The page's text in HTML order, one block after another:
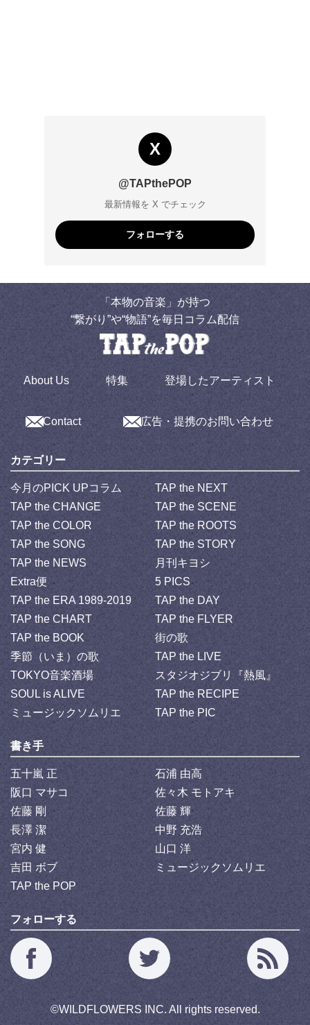
X
@TAPthePOP
最新情報を X でチェック
フォローする
「本物の音楽」が持つ
“繋がり”や“物語”を毎日コラム配信
About Us 特集 登場したアーティスト
Contact 広告・提携のお問い合わせ
カテゴリー
今月のPICK UPコラム
TAP the NEXT
TAP the CHANGE
TAP the SCENE
TAP the COLOR
TAP the ROOTS
TAP the SONG
TAP the STORY
TAP the NEWS
月刊キヨシ
Extra便
5 PICS
TAP the ERA 1989-2019
TAP the DAY
TAP the CHART
TAP the FLYER
TAP the BOOK
街の歌
季節（いま）の歌
TAP the LIVE
TOKYO音楽酒場
スタジオジブリ『熱風』
SOUL is ALIVE
TAP the RECIPE
ミュージックソムリエ
TAP the PIC
書き手
五十嵐 正
石浦 由高
阪口 マサコ
佐々木 モトアキ
佐藤 剛
佐藤 輝
長澤 潔
中野 充浩
宮内 健
山口 洋
吉田 ボブ
ミュージックソムリエ
TAP the POP
フォローする
©WILDFLOWERS INC. All rights reserved.